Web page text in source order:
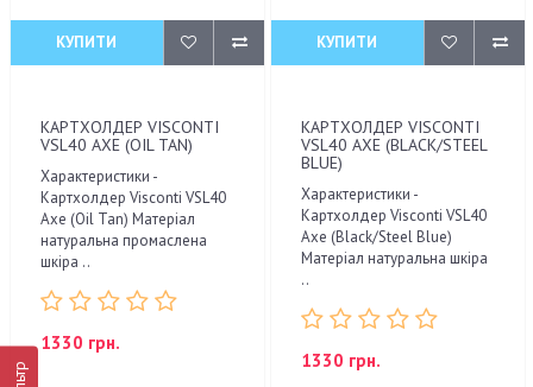
КУПИТИ
КАРТХОЛДЕР VISCONTI
VSL40 AXE (OIL TAN)
Характеристики -
Картхолдер Visconti VSL40
Axe (Oil Tan) Матеріал
натуральна промаслена
шкіра ..
1330 грн.
КУПИТИ
КАРТХОЛДЕР VISCONTI
VSL40 AXE (BLACK/STEEL
BLUE)
Характеристики -
Картхолдер Visconti VSL40
Axe (Black/Steel Blue)
Матеріал натуральна шкіра
..
1330 грн.